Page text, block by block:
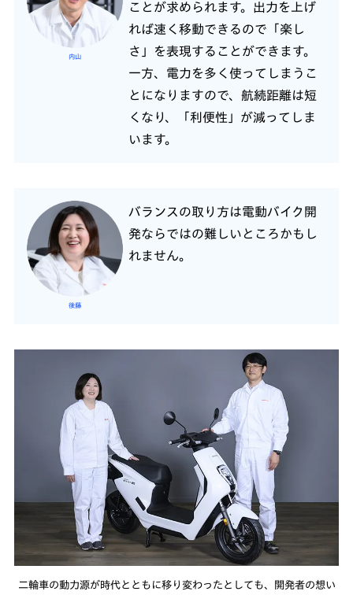
内山
ことが求められます。出力を上げ
れば速く移動できるので「楽し
さ」を表現することができます。
一方、電力を多く使ってしまうこ
とになりますので、航続距離は短
くなり、「利便性」が減ってしま
います。
後藤
バランスの取り方は電動バイク開
発ならではの難しいところかもし
れません。
二輪車の動力源が時代とともに移り変わったとしても、開発者の想い